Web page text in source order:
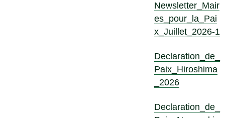
Newsletter_Mair
es_pour_la_Pai
x_Juillet_2026-1
Declaration_de_
Paix_Hiroshima
_2026
Declaration_de_